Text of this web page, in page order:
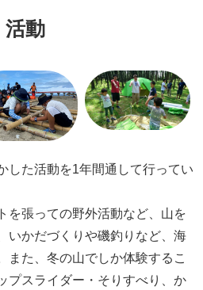
活動
した活動を1年間通して行ってい
を張っての野外活動など、山を
いかだづくりや磯釣りなど、海
また、冬の山でしか体験するこ
プスライダー・そりすべり、か